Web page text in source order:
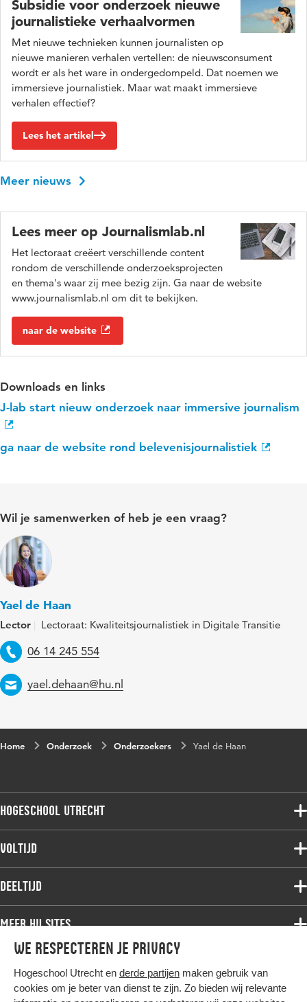
We respecteren je privacy
Hogeschool Utrecht en derde partijen maken gebruik van
cookies om je beter van dienst te zijn. Zo bieden wij relevante
Subsidie voor onderzoek nieuwe
journalistieke verhaalvormen
Met nieuwe technieken kunnen journalisten op
nieuwe manieren verhalen vertellen: de nieuwsconsument
wordt er als het ware in ondergedompeld. Dat noemen we
immersieve journalistiek. Maar wat maakt immersieve
verhalen effectief?
Lees het artikel
Meer nieuws
Lees meer op Journalismlab.nl
Het lectoraat creëert verschillende content
rondom de verschillende onderzoeksprojecten
en thema's waar zij mee bezig zijn. Ga naar de website
www.journalismlab.nl om dit te bekijken.
naar de website
Downloads en links
J-lab start nieuw onderzoek naar immersive journalism
ga naar de website rond belevenisjournalistiek
Wil je samenwerken of heb je een vraag?
Yael de Haan
Lector Lectoraat: Kwaliteitsjournalistiek in Digitale Transitie
Telefoon
06 14 245 554
Email
yael.dehaan@hu.nl
Home Onderzoek Onderzoekers Yael de Haan
Hogeschool Utrecht
Voltijdopleidingen
Onderzoek
Werken bij de HU
Contact
Voltijd
Associate degree
Master
Studiekeuze voltijd
Deeltijd
Associate degree
Bachelor
Master
Meer HU sites
HU International
HU Bibliotheek
Hier komt alles samen